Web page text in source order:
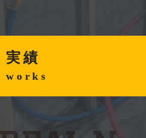
実績
works